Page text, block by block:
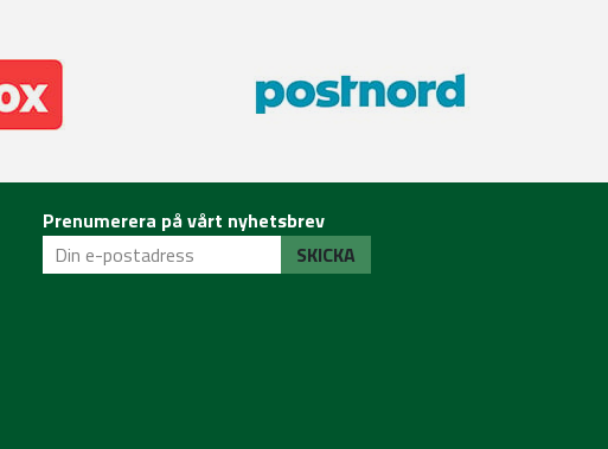
Prenumerera på vårt nyhetsbrev
SKICKA